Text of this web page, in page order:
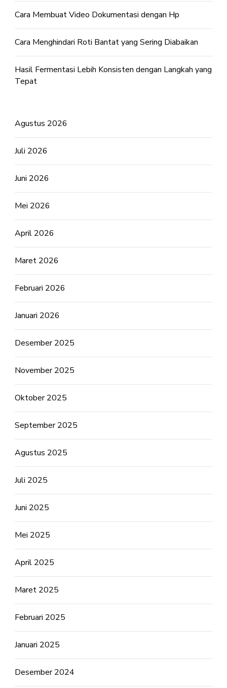
Cara Membuat Video Dokumentasi dengan Hp
Cara Menghindari Roti Bantat yang Sering Diabaikan
Hasil Fermentasi Lebih Konsisten dengan Langkah yang
Tepat
Agustus 2026
Juli 2026
Juni 2026
Mei 2026
April 2026
Maret 2026
Februari 2026
Januari 2026
Desember 2025
November 2025
Oktober 2025
September 2025
Agustus 2025
Juli 2025
Juni 2025
Mei 2025
April 2025
Maret 2025
Februari 2025
Januari 2025
Desember 2024